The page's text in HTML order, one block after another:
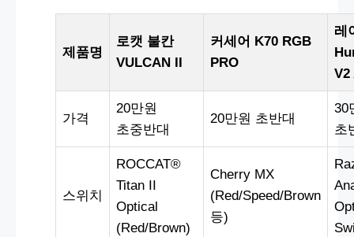
제품명
로캣 불칸
VULCAN II
커세어 K70 RGB
PRO
레
V2
가격
20만원
초중반대
20만원 초반대
30
초
스위치
ROCCAT®
Titan II
Optical
(Red/Brown)
Cherry MX
(Red/Speed/Brown
등)